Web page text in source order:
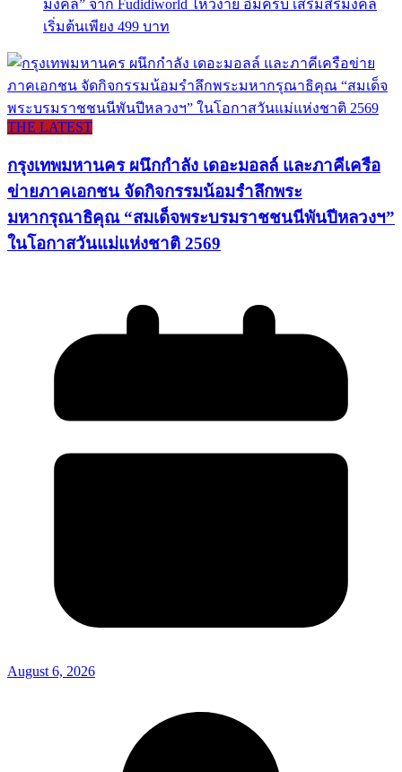
มงคล” จาก Fudidiworld ไหว้ง่าย อิ่มครบ เสริมสิริมงคล
เริ่มต้นเพียง 499 บาท
THE LATEST
กรุงเทพมหานคร ผนึกกำลัง เดอะมอลล์ และภาคีเครือ
ข่ายภาคเอกชน จัดกิจกรรมน้อมรำลึกพระ
มหากรุณาธิคุณ “สมเด็จพระบรมราชชนนีพันปีหลวงฯ”
ในโอกาสวันแม่แห่งชาติ 2569
August 6, 2026